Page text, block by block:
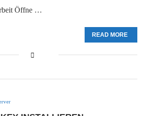
Öffne …
READ MORE